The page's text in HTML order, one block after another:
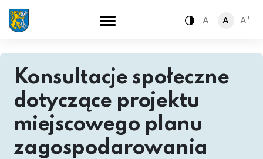
A - A A +
Konsultacje społeczne
dotyczące projektu
miejscowego planu
zagospodarowania